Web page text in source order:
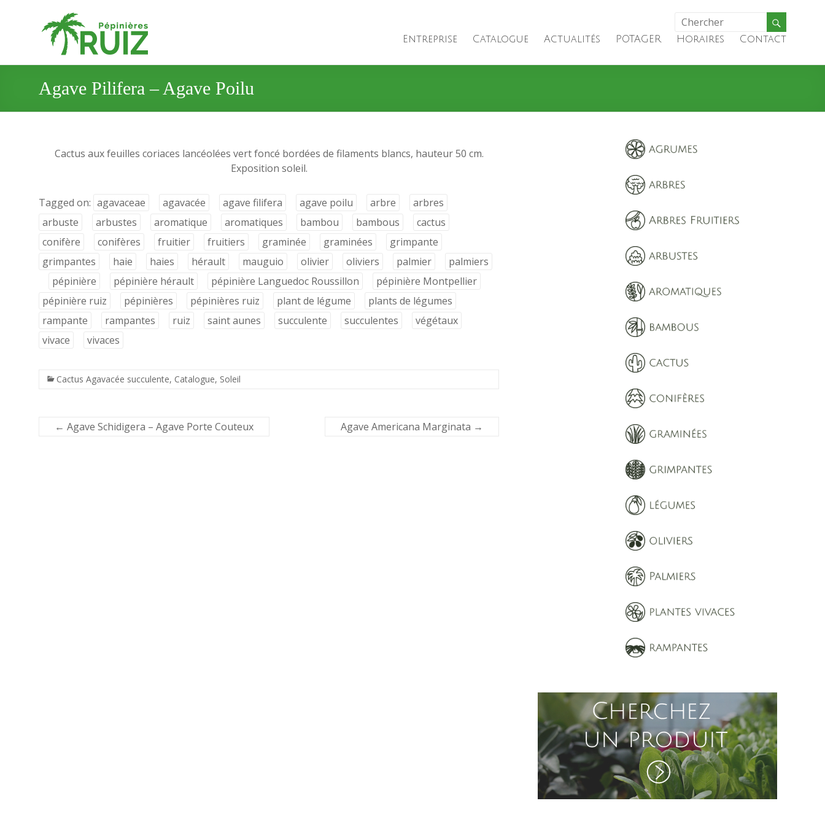
Entreprise Catalogue Actualités POTAGER Horaires Contact
Agave Pilifera – Agave Poilu
Cactus aux feuilles coriaces lancéolées vert foncé bordées de filaments blancs, hauteur 50 cm.
Exposition soleil.
Tagged on: agavaceae agavacée agave filifera agave poilu arbre
arbres
arbuste
arbustes aromatique aromatiques bambou bambous
cactus
conifère
conifères fruitier fruitiers graminée graminées
grimpante
grimpantes
haie haies hérault mauguio olivier oliviers palmier
palmiers
pépinière
pépinière hérault pépinière Languedoc Roussillon
pépinière Montpellier
pépinière ruiz
pépinières pépinières ruiz plant de légume
plants de légumes
rampante
rampantes ruiz saint aunes succulente succulentes
végétaux
vivace
vivaces
Cactus Agavacée succulente, Catalogue, Soleil
← Agave Schidigera – Agave Porte Couteux Agave Americana Marginata →